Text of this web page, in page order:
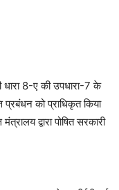
8-ए की उपधारा-7 के
प्रबंधन को प्राधिकृत किया
द्वारा पोषित सरकारी